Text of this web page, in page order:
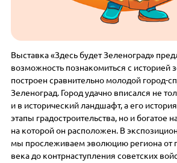
Выставка «Здесь будет Зеленоград»
возможность познакомиться с историей
построен сравнительно молодой город-
Зеленоград. Город удачно вписался не
и в исторический ландшафт, а его
этапы градостроительства, но и богатое
на которой он расположен. В
мы прослеживаем эволюцию региона от
века до контрнаступления советских